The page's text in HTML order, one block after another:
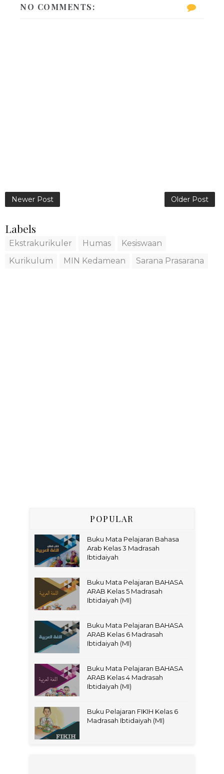
NO COMMENTS:
Newer Post Older Post
Labels
Ekstrakurikuler Humas
Kesiswaan
Kurikulum
MIN Kedamean Sarana Prasarana
POPULAR
Buku Mata Pelajaran Bahasa
Arab Kelas 3 Madrasah
Ibtidaiyah
Buku Mata Pelajaran BAHASA
ARAB Kelas 5 Madrasah
Ibtidaiyah (MI)
Buku Mata Pelajaran BAHASA
ARAB Kelas 6 Madrasah
Ibtidaiyah (MI)
Buku Mata Pelajaran BAHASA
ARAB Kelas 4 Madrasah
Ibtidaiyah (MI)
Buku Pelajaran FIKIH Kelas 6
Madrasah Ibtidaiyah (MI)